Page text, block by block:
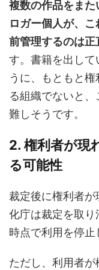
複数の作品をま
ロガー個人が、
前管理するのは
す。書籍を出して
うに、もともと
る組織でないと
難しそうです。
2. 権利者が現
る可能性
裁定後に権利者
化庁は裁定を取
時点で利用を停止
ただし、利用者